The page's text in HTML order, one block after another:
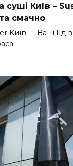
суші Київ –
смачно
Київ — Ваш Гід в